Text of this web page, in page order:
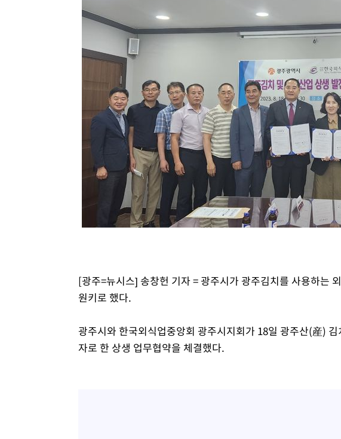
[속보]뉴욕증시 상승 마감…S&P 0.6% 나스닥 1.3%↑
[광주=뉴시스] 송창헌 기자 = 광주시가 광주김치를 사용하는
원키로 했다.
광주시와 한국외식업중앙회 광주시지회가 18일 광주산(産)
자로 한 상생 업무협약을 체결했다.